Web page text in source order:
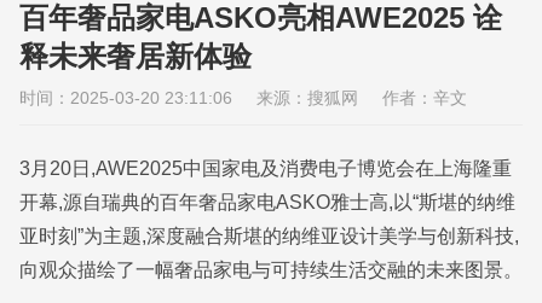
百年奢品家电ASKO亮相AWE2025 诠
释未来奢居新体验
时间：2025-03-20 23:11:06 来源：搜狐网 作者：辛文
3月20日,AWE2025中国家电及消费电子博览会在上海隆重
开幕,源自瑞典的百年奢品家电ASKO雅士高,以“斯堪的纳维
亚时刻”为主题,深度融合斯堪的纳维亚设计美学与创新科技,
向观众描绘了一幅奢品家电与可持续生活交融的未来图景。